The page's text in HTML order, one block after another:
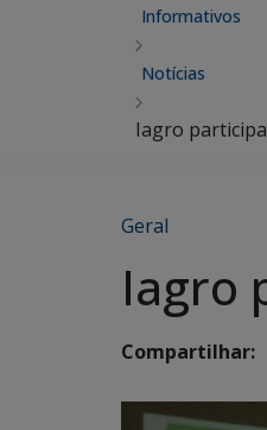
Informativos
Notícias
Iagro
Geral
Iagro
Compartilhar: